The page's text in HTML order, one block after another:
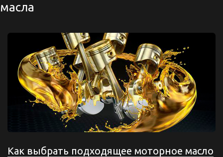
масла
Как выбрать подходящее моторное масло